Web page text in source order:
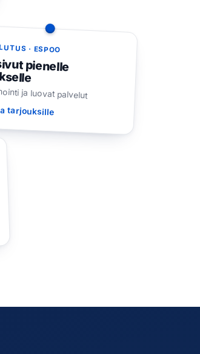
· ESPOO
pienelle
ja luovat palvelut
tarjouksille